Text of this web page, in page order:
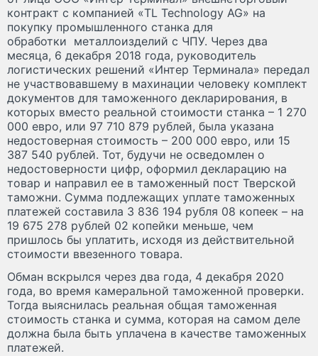
контракт с компанией «TL Technology AG» на
покупку промышленного станка для
обработки металлоизделий с ЧПУ. Через два
месяца, 6 декабря 2018 года, руководитель
логистических решений «Интер Терминала» передал
не участвовавшему в махинации человеку комплект
документов для таможенного декларирования, в
которых вместо реальной стоимости станка – 1 270
000 евро, или 97 710 879 рублей, была указана
недостоверная стоимость – 200 000 евро, или 15
387 540 рублей. Тот, будучи не осведомлен о
недостоверности цифр, оформил декларацию на
товар и направил ее в таможенный пост Тверской
таможни. Сумма подлежащих уплате таможенных
платежей составила 3 836 194 рубля 08 копеек – на
19 675 278 рублей 02 копейки меньше, чем
пришлось бы уплатить, исходя из действительной
стоимости ввезенного товара.
Обман вскрылся через два года, 4 декабря 2020
года, во время камеральной таможенной проверки.
Тогда выяснилась реальная общая таможенная
стоимость станка и сумма, которая на самом деле
должна была быть уплачена в качестве таможенных
платежей.